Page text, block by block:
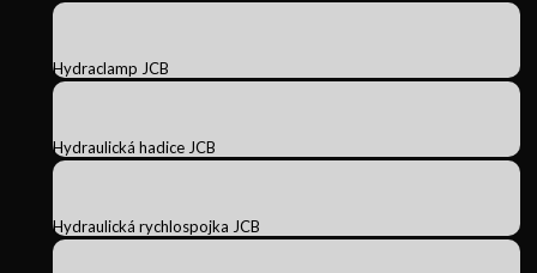
Hydraclamp JCB
Hydraulická hadice JCB
Hydraulická rychlospojka JCB